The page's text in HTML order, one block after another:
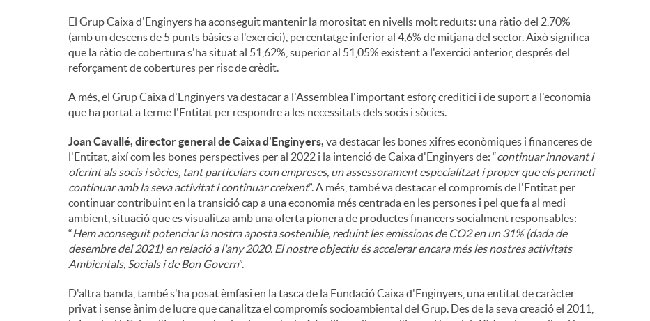
El Grup Caixa d'Enginyers ha aconseguit mantenir la morositat en nivells molt reduïts: una ràtio del 2,70%
(amb un descens de 5 punts bàsics a l'exercici), percentatge inferior al 4,6% de mitjana del sector. Això significa
que la ràtio de cobertura s'ha situat al 51,62%, superior al 51,05% existent a l'exercici anterior, després del
reforçament de cobertures per risc de crèdit.
A més, el Grup Caixa d'Enginyers va destacar a l'Assemblea l'important esforç creditici i de suport a l'economia
que ha portat a terme l'Entitat per respondre a les necessitats dels socis i sòcies.
Joan Cavallé, director general de Caixa d'Enginyers, va destacar les bones xifres econòmiques i financeres de
l'Entitat, així com les bones perspectives per al 2022 i la intenció de Caixa d'Enginyers de: “continuar innovant i
oferint als socis i sòcies, tant particulars com empreses, un assessorament especialitzat i proper que els permeti
continuar amb la seva activitat i continuar creixent”. A més, també va destacar el compromís de l'Entitat per
continuar contribuint en la transició cap a una economia més centrada en les persones i pel que fa al medi
ambient, situació que es visualitza amb una oferta pionera de productes financers socialment responsables:
“Hem aconseguit potenciar la nostra aposta sostenible, reduint les emissions de CO2 en un 31% (dada de
desembre del 2021) en relació a l'any 2020. El nostre objectiu és accelerar encara més les nostres activitats
Ambientals, Socials i de Bon Govern”.
D'altra banda, també s'ha posat èmfasi en la tasca de la Fundació Caixa d'Enginyers, una entitat de caràcter
privat i sense ànim de lucre que canalitza el compromís socioambiental del Grup. Des de la seva creació el 2011,